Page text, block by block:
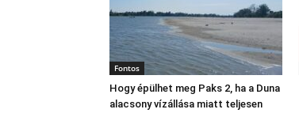
Fontos
Hogy épülhet meg Paks 2, ha a Duna
alacsony vízállása miatt teljesen